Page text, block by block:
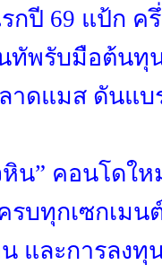
รกปี 69 แป้ก
ทัพรับมือต้นทุ
าดแมส ดันแ
น” คอนโดให
บทุกเซกเมน
และการลงทุ